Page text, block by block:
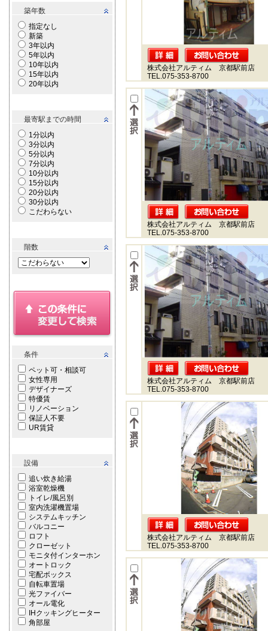
築年数
指定なし
新築
3年以内
5年以内
10年以内
15年以内
20年以内
最寄駅までの時間
1分以内
3分以内
5分以内
7分以内
10分以内
15分以内
20分以内
30分以内
こだわらない
階数
条件
ペット可・相談可
女性専用
デザイナーズ
特優賃
リノベーション
保証人不要
UR賃貸
設備
追い炊き給湯
浴室乾燥機
トイレ/風呂別
室内洗濯機置場
システムキッチン
バルコニー
ロフト
クローゼット
モニタ付インターホン
オートロック
宅配ボックス
自転車置場
光ファイバー
オール電化
IHクッキングヒーター
角部屋
株式会社アルティム 京都駅前店
TEL.075-353-8700
株式会社アルティム 京都駅前店
TEL.075-353-8700
株式会社アルティム 京都駅前店
TEL.075-353-8700
株式会社アルティム 京都駅前店
TEL.075-353-8700